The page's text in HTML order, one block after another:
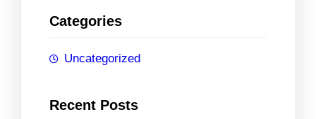
Categories
Uncategorized
Recent Posts